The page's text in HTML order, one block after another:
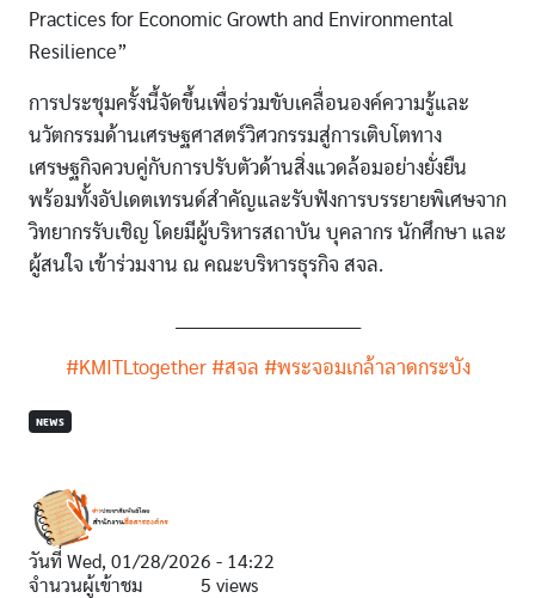
Practices for Economic Growth and Environmental
Resilience”
การประชุมครั้งนี้จัดขึ้นเพื่อร่วมขับเคลื่อนองค์ความรู้และ
นวัตกรรมด้านเศรษฐศาสตร์วิศวกรรมสู่การเติบโตทาง
เศรษฐกิจควบคู่กับการปรับตัวด้านสิ่งแวดล้อมอย่างยั่งยืน
พร้อมทั้งอัปเดตเทรนด์สำคัญและรับฟังการบรรยายพิเศษจาก
วิทยากรรับเชิญ โดยมีผู้บริหารสถาบัน บุคลากร นักศึกษา และ
ผู้สนใจ เข้าร่วมงาน ณ คณะบริหารธุรกิจ สจล.
#KMITLtogether #สจล #พระจอมเกล้าลาดกระบัง
NEWS
วันที่ Wed, 01/28/2026 - 14:22
จำนวนผู้เข้าชม
5 views